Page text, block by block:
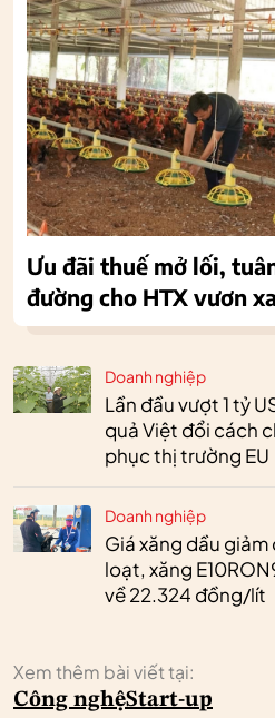
Doanh nghiệp
Lần đầu vượt 1 tỷ
quả Việt đổi cách
phục thị trường EU
Doanh nghiệp
Giá xăng dầu giảm
loạt, xăng
về 22.324 đồng/lít
Xem thêm bài viết tại:
Công nghệStart-up
Ưu đãi thuế mở lối,
đường cho HTX vươn xa